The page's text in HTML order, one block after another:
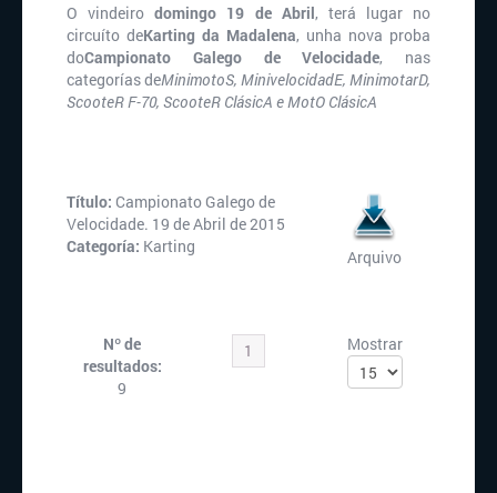
O vindeirodomingo 19 de Abril, terá lugar no
circuíto deKarting da Madalena, unha nova proba
doCampionato Galego de Velocidade, nas
categorías deMinimotoS, MinivelocidadE, MinimotarD,
ScooteR F-70, ScooteR ClásicA e MotO ClásicA
Título: Campionato Galego de
Velocidade. 19 de Abril de 2015
Categoría: Karting
Arquivo
Nº de
resultados:
9
1 Mostrar